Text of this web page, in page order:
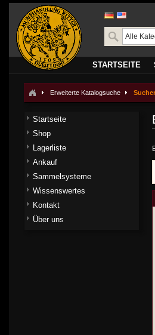
STARTSEITE
Erweiterte Katalogsuche
Startseite
Shop
Lagerliste
Ankauf
Sammelsysteme
Wissenswertes
Kontakt
Über uns